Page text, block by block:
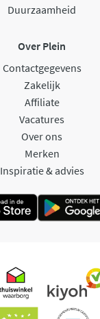
Duurzaamheid
Over Plein
Contactgegevens
Zakelijk
Affiliate
Vacatures
Over ons
Merken
Inspiratie & advies